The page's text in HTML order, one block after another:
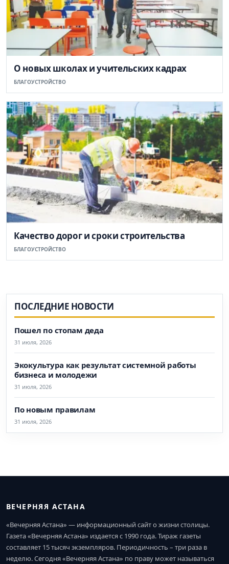
О новых школах и учительских кадрах
БЛАГОУСТРОЙСТВО
Качество дорог и сроки строительства
БЛАГОУСТРОЙСТВО
ПОСЛЕДНИЕ НОВОСТИ
Пошел по стопам деда
31 июля, 2026
Экокультура как результат системной работы
бизнеса и молодежи
31 июля, 2026
По новым правилам
31 июля, 2026
ВЕЧЕРНЯЯ АСТАНА
«Вечерняя Астана» — информационный сайт о жизни столицы.
Газета «Вечерняя Астана» издается с 1990 года. Тираж газеты
составляет 15 тысяч экземпляров. Периодичность – три раза в
неделю. Сегодня «Вечерняя Астана» по праву может называться